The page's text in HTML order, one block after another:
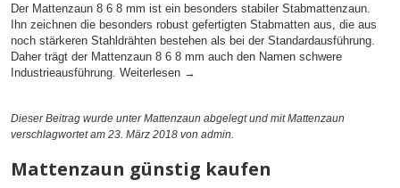
Der Mattenzaun 8 6 8 mm ist ein besonders stabiler Stabmattenzaun.
Ihn zeichnen die besonders robust gefertigten Stabmatten aus, die aus
noch stärkeren Stahldrähten bestehen als bei der Standardausführung.
Daher trägt der Mattenzaun 8 6 8 mm auch den Namen schwere
Industrieausführung. Weiterlesen →
Dieser Beitrag wurde unterMattenzaun abgelegt und mitMattenzaun
verschlagwortet am 23. März 2018 von admin
Mattenzaun günstig kaufen